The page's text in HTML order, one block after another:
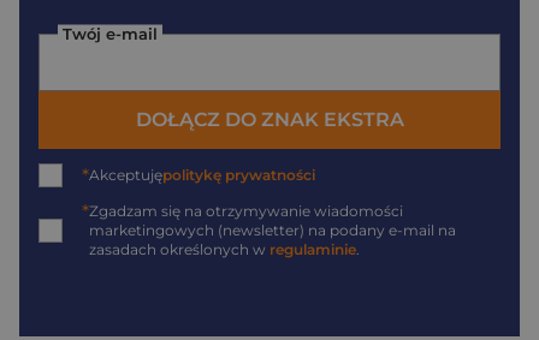
Twój e-mail
DOŁĄCZ DO ZNAK EKSTRA
*Akceptujępolitykę prywatności
*Zgadzam się na otrzymywanie wiadomości
marketingowych (newsletter) na podany e-mail na
zasadach określonych w regulaminie.